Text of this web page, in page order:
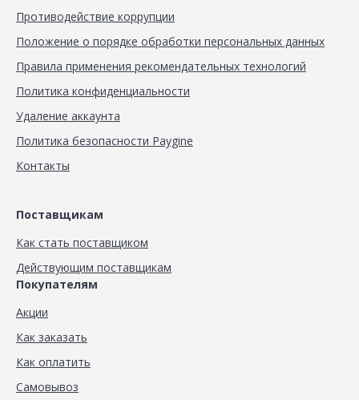
Противодействие коррупции
Положение о порядке обработки персональных данных
Правила применения рекомендательных технологий
Политика конфиденциальности
Удаление аккаунта
Политика безопасности Paygine
Контакты
Поставщикам
Как стать поставщиком
Действующим поставщикам
Покупателям
Акции
Как заказать
Как оплатить
Самовывоз